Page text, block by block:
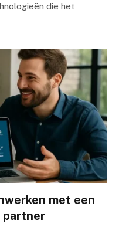
die het
met een
partner